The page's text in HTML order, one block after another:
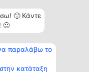
🙂 Κάντε
🙂
παραλάβω το
κατάταξη
Επικοινωνία
Επικοινωνία